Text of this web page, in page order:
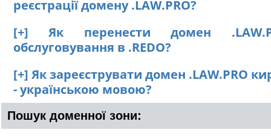
реєстрації домену .LAW.PRO?
[+] Як перенести домен
обслуговування в .REDO?
[+] Як зареєструвати домен .LAW.PRO
- українською мовою?
Пошук доменної зони: